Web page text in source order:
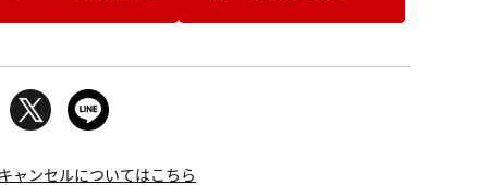
ャンセルについてはこちら